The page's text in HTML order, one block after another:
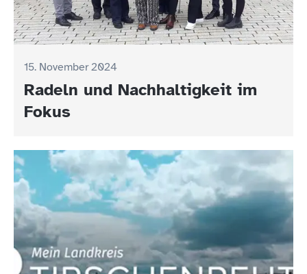
15. November 2024
Radeln und Nachhaltigkeit im
Fokus